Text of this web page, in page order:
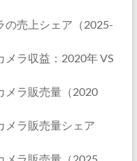
の売上シェア（2025-
メラ収益：2020年 VS
メラ販売量（2020
メラ販売量シェア